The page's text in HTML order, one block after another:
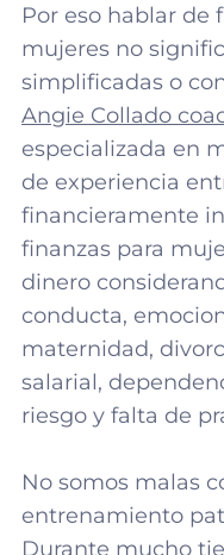
Por eso hablar de
mujeres no
simplificadas o
Angie Collado
especializada en
de experiencia
financieramente
finanzas para
dinero
conducta,
maternidad,
salarial,
riesgo y falta de
No somos malas
entrenamiento
Durante mucho